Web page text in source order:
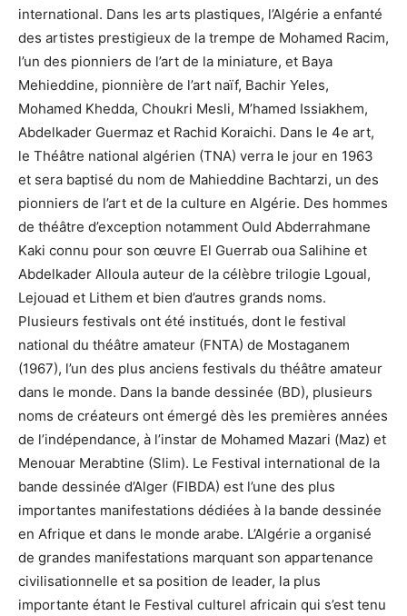
international. Dans les arts plastiques, l’Algérie a enfanté
des artistes prestigieux de la trempe de Mohamed Racim,
l’un des pionniers de l’art de la miniature, et Baya
Mehieddine, pionnière de l’art naïf, Bachir Yeles,
Mohamed Khedda, Choukri Mesli, M’hamed Issiakhem,
Abdelkader Guermaz et Rachid Koraichi. Dans le 4e art,
le Théâtre national algérien (TNA) verra le jour en 1963
et sera baptisé du nom de Mahieddine Bachtarzi, un des
pionniers de l’art et de la culture en Algérie. Des hommes
de théâtre d’exception notamment Ould Abderrahmane
Kaki connu pour son œuvre El Guerrab oua Salihine et
Abdelkader Alloula auteur de la célèbre trilogie Lgoual,
Lejouad et Lithem et bien d’autres grands noms.
Plusieurs festivals ont été institués, dont le festival
national du théâtre amateur (FNTA) de Mostaganem
(1967), l’un des plus anciens festivals du théâtre amateur
dans le monde. Dans la bande dessinée (BD), plusieurs
noms de créateurs ont émergé dès les premières années
de l’indépendance, à l’instar de Mohamed Mazari (Maz) et
Menouar Merabtine (Slim). Le Festival international de la
bande dessinée d’Alger (FIBDA) est l’une des plus
importantes manifestations dédiées à la bande dessinée
en Afrique et dans le monde arabe. L’Algérie a organisé
de grandes manifestations marquant son appartenance
civilisationnelle et sa position de leader, la plus
importante étant le Festival culturel africain qui s’est tenu